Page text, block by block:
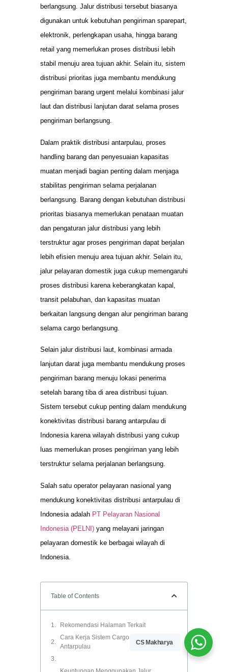
berlangsung. Jalur distribusi tersebut biasanya
digunakan untuk kebutuhan pengiriman sparepart,
elektronik, perlengkapan usaha, hingga barang
retail yang memerlukan proses distribusi lebih
stabil menuju area tujuan akhir. Selain itu, sistem
distribusi prioritas juga membantu mendukung
pengiriman barang urgent melalui kombinasi jalur
laut dan distribusi lanjutan darat selama proses
pengiriman berlangsung.
Dalam praktik distribusi antarpulau, proses
handling barang dan penyesuaian kapasitas
muatan menjadi bagian penting dalam menjaga
stabilitas pengiriman selama perjalanan
berlangsung. Barang dengan kebutuhan distribusi
prioritas biasanya memerlukan penataan muatan
dan pengaturan jalur distribusi yang lebih
terstruktur agar proses pengiriman dapat berjalan
lebih efisien menuju area tujuan akhir. Selain itu,
jalur pelayaran domestik juga cukup memengaruhi
proses distribusi karena keberangkatan kapal,
transit pelabuhan, dan kapasitas muatan
berkaitan langsung dengan alur pengiriman barang
selama cargo berlangsung.
Selain jalur distribusi laut, kombinasi armada
lanjutan darat juga membantu mendukung proses
pengiriman barang menuju lokasi penerima
setelah barang tiba di area distribusi tujuan.
Sistem tersebut cukup penting dalam mendukung
konektivitas distribusi barang antarpulau di
Indonesia karena wilayah distribusi yang cukup
luas memerlukan proses pengiriman yang lebih
terstruktur selama perjalanan berlangsung.
Salah satu operator pelayaran nasional yang
mendukung konektivitas distribusi antarpulau di
Indonesia adalah PT Pelayaran Nasional
Indonesia (PELNI) yang melayani jaringan
pelayaran domestik ke berbagai wilayah di
Indonesia.
Table of Contents
Rekomendasi Halaman Terkait
Cara Kerja Sistem Cargo Express
Antarpulau
CS Makharya